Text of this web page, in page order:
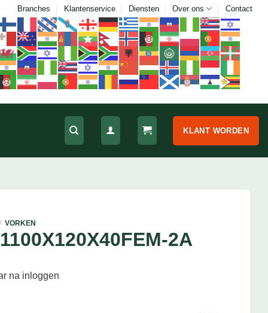
Branches Klantenservice Diensten Over ons Contact
KLANT WORDEN
VORKEN
2A
na inloggen